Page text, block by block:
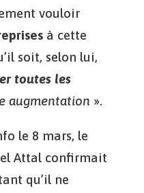
vouloir
à cette
soit, selon lui,
toutes les
augmentation».
le 8 mars, le
Attal confirmait
qu’il ne